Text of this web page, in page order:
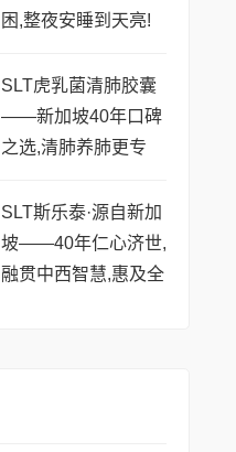
困,整夜安睡到天亮!
SLT虎乳菌清肺胶囊
——新加坡40年口碑
之选,清肺养肺更专
SLT斯乐泰·源自新加
坡——40年仁心济世,
融贯中西智慧,惠及全